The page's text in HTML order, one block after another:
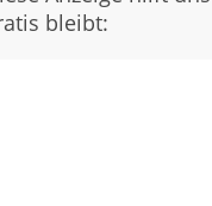
bleibt: